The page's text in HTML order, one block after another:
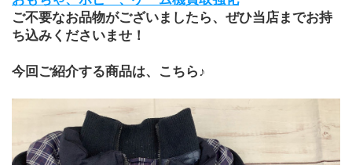
ご不要なお品物がございましたら、ぜひ当店までお持
ち込みくださいませ！
今回ご紹介する商品は、こちら♪